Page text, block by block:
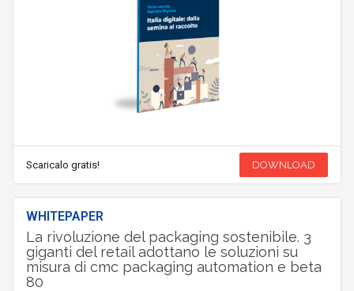
Scaricalo gratis! DOWNLOAD
WHITEPAPER
La rivoluzione del packaging sostenibile. 3
giganti del retail adottano le soluzioni su
misura di cmc packaging automation e beta
80